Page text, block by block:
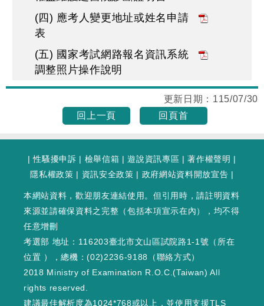
(四) 應考人變更地址或姓名申請
表
(五) 國家考試網路報名資訊系統
調整照片操作說明
更新日期： 115/07/30
回上一頁
回頁首
|性騷擾申訴 | 檢舉信箱 |遊說資訊專區 |著作權聲明 |
隱私權政策 | 資訊安全政策 | 政府網站資料開放宣告 |
本網站資料，歡迎朋友連結使用。但引用時，請註明資料
來源並請確保資料之完整（包括本項宣示在內），均不得
任意增刪
考選部 地址：116203臺北市文山區試院路1-1號（ 所在
位置 ），總機：(02)2236-9188（聯絡方式）
2018 Ministry of Examination R.O.C.(Taiwan) All
rights reserved.
建議最佳解析度為1024*768或以上，並使用支援TLS